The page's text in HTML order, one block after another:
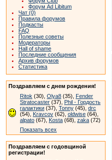
Форум Ad Libitum
Чат (0)
Правила форумов
Подкасты
FAQ
Полезные советы
Модераторы
Hall of shame
Последние сообщения
Архив форумов
Статистика
Поздравляем с днем рождения!
Ritok (30), Olya8 (35), Fender
Stratocaster (37), Phil - Гордость
галактики (37), Tonny (45), drc
(54), Kravcov (62), oldwise (64),
alpato (67), Kosta (68), zaka (72)
Показать всех
Поздравляем с годовщиной
регистрации!